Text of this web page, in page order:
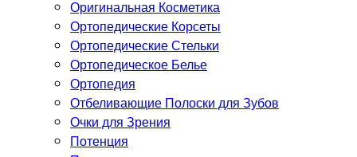
Оригинальная Косметика
Ортопедические Корсеты
Ортопедические Стельки
Ортопедическое Белье
Ортопедия
Отбеливающие Полоски для Зубов
Очки для Зрения
Потенция